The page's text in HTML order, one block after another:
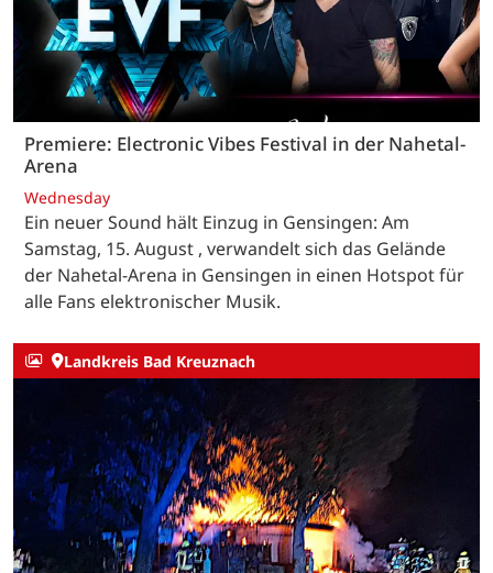
Premiere: Electronic Vibes Festival in der Nahetal-
Arena
Wednesday
Ein neuer Sound hält Einzug in Gensingen: Am
Samstag, 15. August , verwandelt sich das Gelände
der Nahetal-Arena in Gensingen in einen Hotspot für
alle Fans elektronischer Musik.
Landkreis Bad Kreuznach